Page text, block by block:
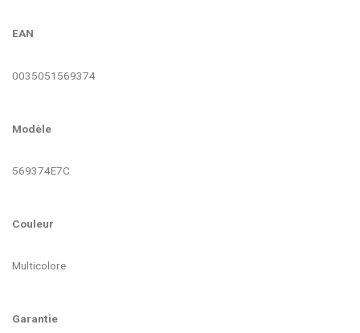
EAN
0035051569374
Modèle
569374E7C
Couleur
Multicolore
Garantie